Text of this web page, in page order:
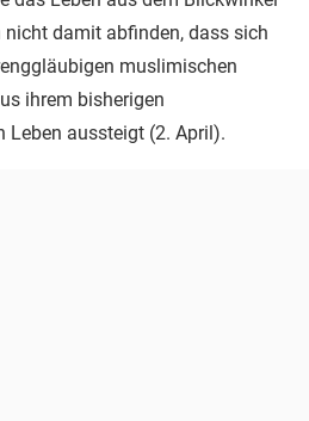
damit abfinden, dass sich
muslimischen
ihrem bisherigen
Leben aussteigt (2. April).